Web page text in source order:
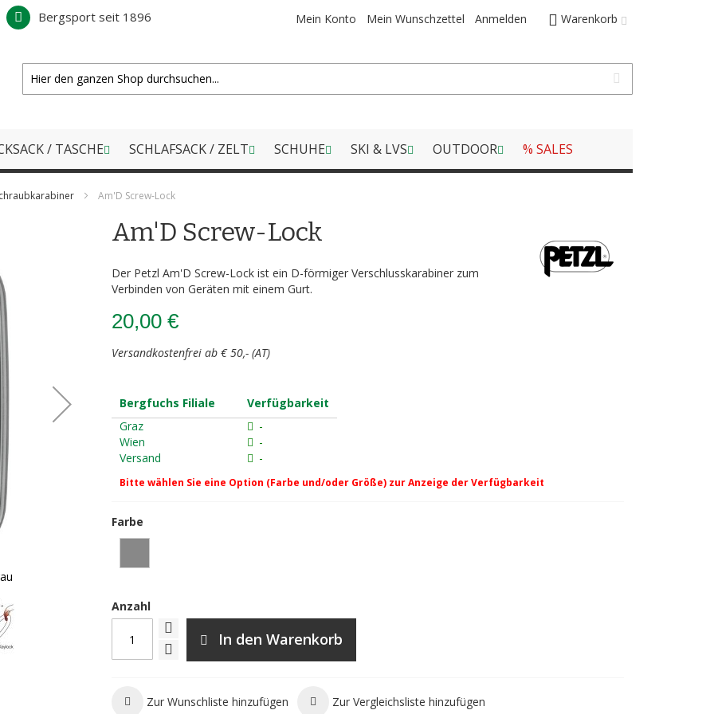
Warenkorb
Mein Konto Mein Wunschzettel Anmelden
Bergsport seit 1896
/ TASCHE SCHLAFSACK / ZELT SCHUHE SKI & LVS OUTDOOR % SALES
Am'D Screw-Lock
Am'D Screw-Lock
Der Petzl Am'D Screw-Lock ist ein D-förmiger Verschlusskarabiner zum
Verbinden von Geräten mit einem Gurt.
20,00 €
Versandkostenfrei ab € 50,- (AT)
Bergfuchs Filiale
Verfügbarkeit
Graz
-
Wien
-
Versand
-
Bitte wählen Sie eine Option (Farbe und/oder Größe) zur Anzeige der Verfügbarkeit
Farbe
Anzahl
In den Warenkorb
Zur Wunschliste hinzufügen Zur Vergleichsliste hinzufügen